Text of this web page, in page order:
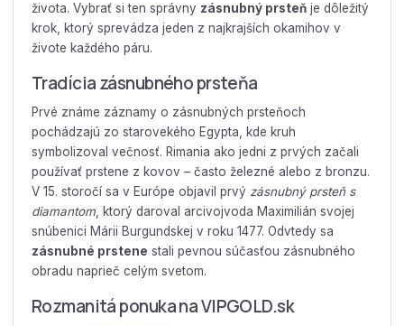
života. Vybrať si ten správny zásnubný prsteň je dôležitý
krok, ktorý sprevádza jeden z najkrajších okamihov v
živote každého páru.
Tradícia zásnubného prsteňa
Prvé známe záznamy o zásnubných prsteňoch
pochádzajú zo starovekého Egypta, kde kruh
symbolizoval večnosť. Rimania ako jedni z prvých začali
používať prstene z kovov – často železné alebo z bronzu.
V 15. storočí sa v Európe objavil prvý zásnubný prsteň s
diamantom , ktorý daroval arcivojvoda Maximilián svojej
snúbenici Márii Burgundskej v roku 1477. Odvtedy sa
zásnubné prstene stali pevnou súčasťou zásnubného
obradu naprieč celým svetom.
Rozmanitá ponuka na VIPGOLD.sk